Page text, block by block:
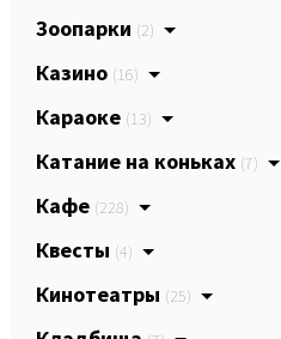
Зоопарки (2)
Казино (16)
Караоке (13)
Катание на коньках (7)
Кафе (228)
Квесты (4)
Кинотеатры (25)